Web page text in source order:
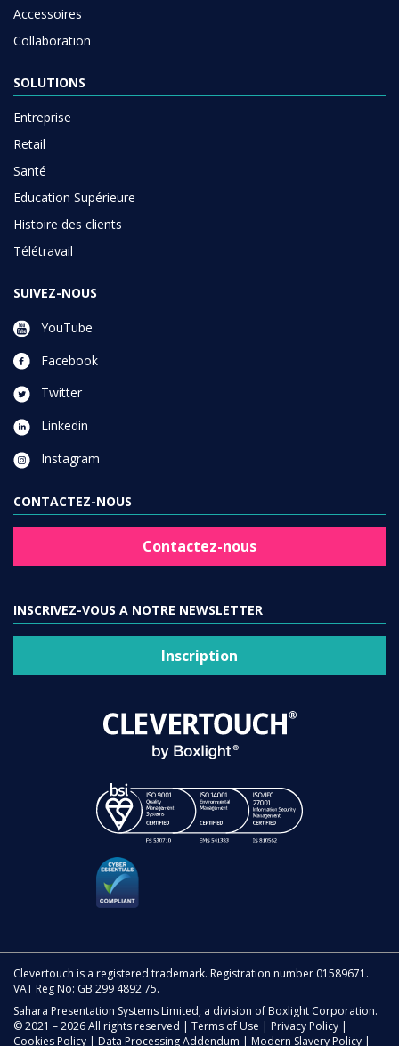
Accessoires
Collaboration
SOLUTIONS
Entreprise
Retail
Santé
Education Supérieure
Histoire des clients
Télétravail
SUIVEZ-NOUS
YouTube
Facebook
Twitter
Linkedin
Instagram
CONTACTEZ-NOUS
Contactez-nous
INSCRIVEZ-VOUS A NOTRE NEWSLETTER
Inscription
Clevertouch is a registered trademark. Registration number 01589671.
VAT Reg No: GB 299 4892 75.
Sahara Presentation Systems Limited, a division of Boxlight Corporation.
© 2021 – 2026 All rights reserved | Terms of Use | Privacy Policy |
Cookies Policy | Data Processing Addendum | Modern Slavery Policy |